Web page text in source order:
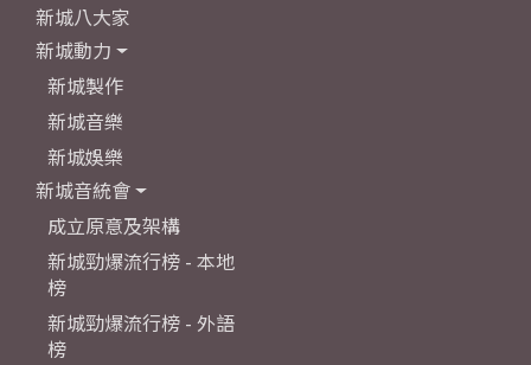
新城八大家
新城動力
新城製作
新城音樂
新城娛樂
新城音統會
成立原意及架構
新城勁爆流行榜 - 本地
榜
新城勁爆流行榜 - 外語
榜